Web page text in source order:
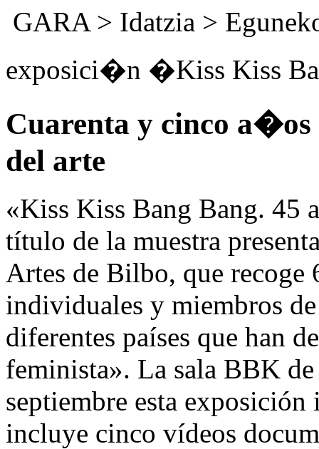
GARA> Idatzia >
exposici�n �Kiss Kiss
Cuarenta y cinco
del arte
«Kiss Kiss Bang Bang. 45
título de la muestra
Artes de Bilbo, que recoge
individuales y miembros
diferentes países que han
feminista». La sala BBK
septiembre esta
incluye cinco vídeos